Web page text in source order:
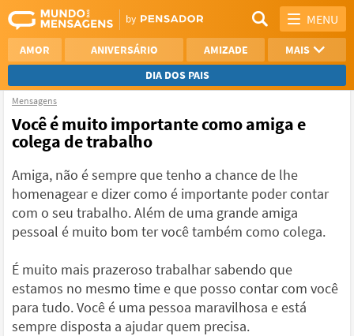
MENU
AMOR ANIVERSÁRIO AMIZADE
MAIS
DIA DOS PAIS
REFLEXÃO
AGRADECIMENTO
SAUDADE
NAMORO
VER TODAS
Mensagens
Você é muito importante como amiga e
colega de trabalho
Amiga, não é sempre que tenho a chance de lhe
homenagear e dizer como é importante poder contar
com o seu trabalho. Além de uma grande amiga
pessoal é muito bom ter você também como colega.
É muito mais prazeroso trabalhar sabendo que
estamos no mesmo time e que posso contar com você
para tudo. Você é uma pessoa maravilhosa e está
sempre disposta a ajudar quem precisa.